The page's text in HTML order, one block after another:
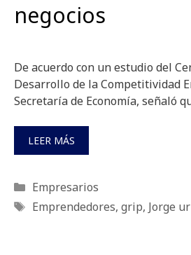
negocios
De acuerdo con un estudio del
Desarrollo de la Competitividad
Secretaría de Economía, señaló
LEER MÁS
Categorías
Empresarios
Etiquetas
Emprendedores, grip, Jorge